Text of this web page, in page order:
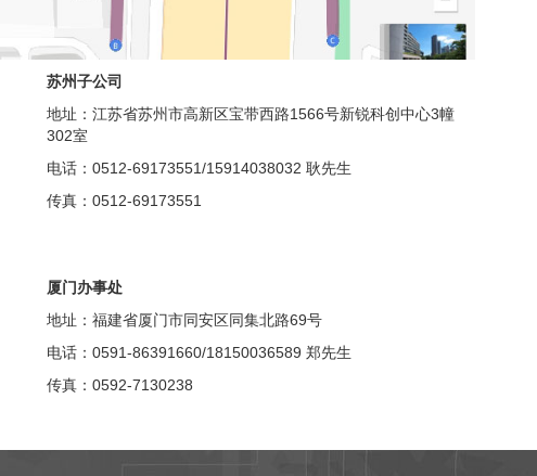
苏州子公司
地址：江苏省苏州市高新区宝带西路1566号新锐科创中心3幢
302室
电话：0512-69173551/15914038032 耿先生
传真：0512-69173551
厦门办事处
地址：福建省厦门市同安区同集北路69号
电话：0591-86391660/18150036589 郑先生
传真：0592-7130238